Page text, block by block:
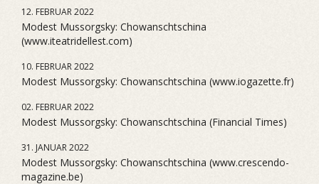
12. FEBRUAR 2022
Modest Mussorgsky: Chowanschtschina
(www.iteatridellest.com)
10. FEBRUAR 2022
Modest Mussorgsky: Chowanschtschina (www.iogazette.fr)
02. FEBRUAR 2022
Modest Mussorgsky: Chowanschtschina (Financial Times)
31. JANUAR 2022
Modest Mussorgsky: Chowanschtschina (www.crescendo-
magazine.be)